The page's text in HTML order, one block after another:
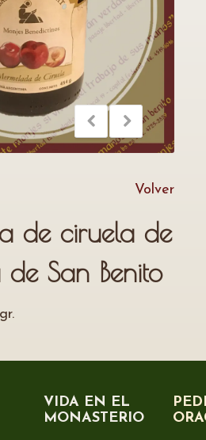
Volver
de ciruela de
San Benito
VIDA EN EL
MONASTERIO